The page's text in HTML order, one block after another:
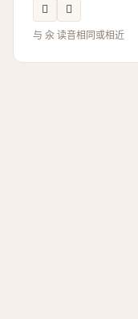
𤐲
𠲈
与 汆 读音相同或相近